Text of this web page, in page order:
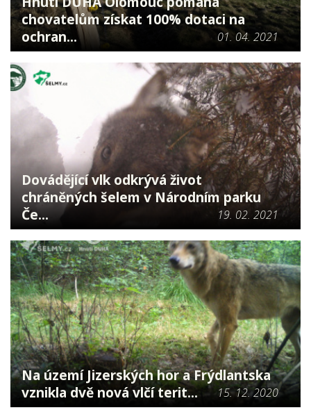
chovatelům získat 100% dotaci na
ochran...
01. 04. 2021
Dovádějící vlk odkrývá život
chráněných šelem v Národním parku
Če...
19. 02. 2021
Na území Jizerských hor a Frýdlantska
vznikla dvě nová vlčí terit...
15. 12. 2020